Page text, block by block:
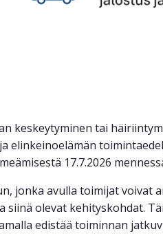
keskeytyminen tai
elinkeinoelämän
17.7.2026
jonka avulla toimijat voivat
olevat kehityskohdat.
edistää toiminnan